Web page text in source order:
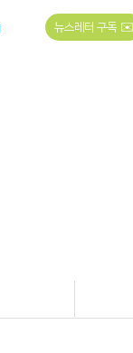
뉴스레터 구독 ✉️